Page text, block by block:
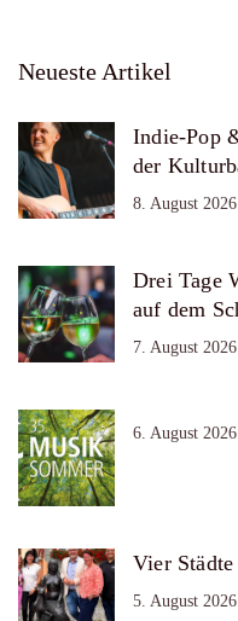
Neueste Artikel
Indie-Pop
der
8. August 2026
Drei Tage
auf dem
7. August 2026
6. August 2026
Vier
5. August 2026